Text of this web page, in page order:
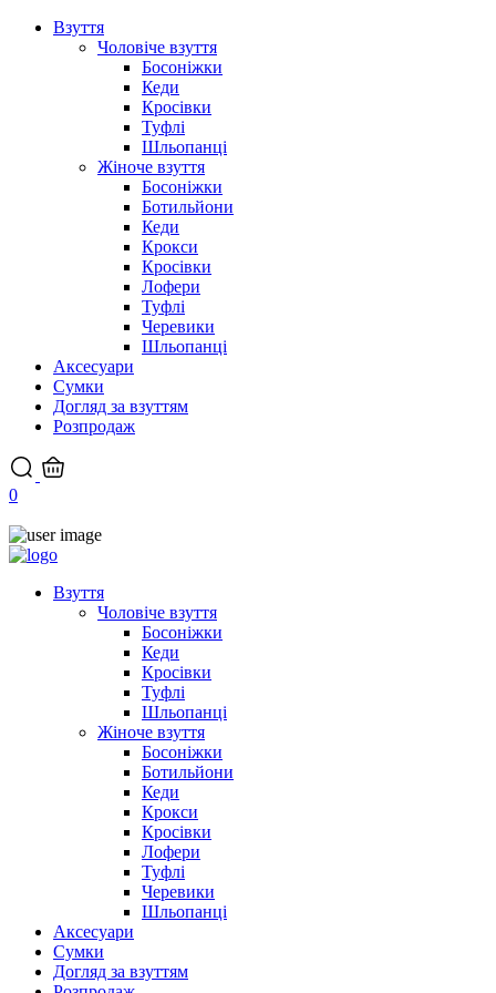
Взуття
Чоловіче взуття
Босоніжки
Кеди
Кросівки
Туфлі
Шльопанці
Жіноче взуття
Босоніжки
Ботильйони
Кеди
Крокси
Кросівки
Лофери
Туфлі
Черевики
Шльопанці
Аксесуари
Сумки
Догляд за взуттям
Розпродаж
0
Взуття
Чоловіче взуття
Босоніжки
Кеди
Кросівки
Туфлі
Шльопанці
Жіноче взуття
Босоніжки
Ботильйони
Кеди
Крокси
Кросівки
Лофери
Туфлі
Черевики
Шльопанці
Аксесуари
Сумки
Догляд за взуттям